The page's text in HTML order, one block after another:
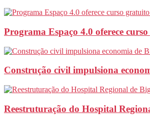
Programa Espaço 4.0 oferece
Construção civil impulsiona
Reestruturação do Hospital